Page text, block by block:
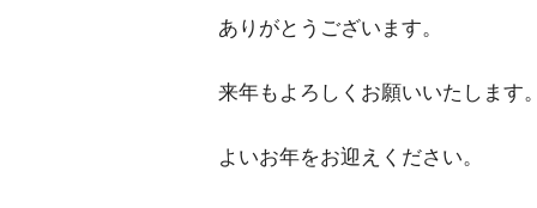
ありがとうございます。
来年もよろしくお願いいたします。
よいお年をお迎えください。